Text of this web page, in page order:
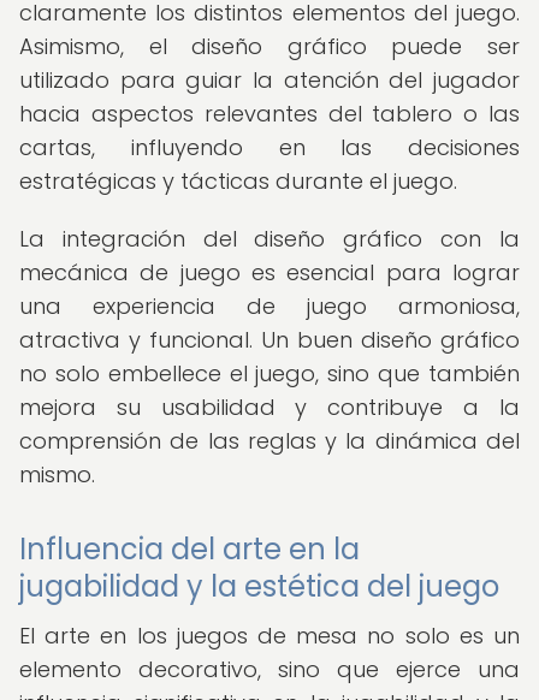
claramente los distintos elementos del juego.
Asimismo, el diseño gráfico puede ser
utilizado para guiar la atención del jugador
hacia aspectos relevantes del tablero o las
cartas, influyendo en las decisiones
estratégicas y tácticas durante el juego.
La integración del diseño gráfico con la
mecánica de juego es esencial para lograr
una experiencia de juego armoniosa,
atractiva y funcional. Un buen diseño gráfico
no solo embellece el juego, sino que también
mejora su usabilidad y contribuye a la
comprensión de las reglas y la dinámica del
mismo.
Influencia del arte en la
jugabilidad y la estética del juego
El arte en los juegos de mesa no solo es un
elemento decorativo, sino que ejerce una